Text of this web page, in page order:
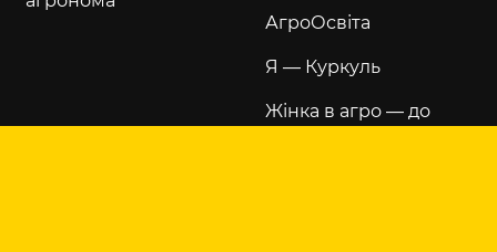
АгроОсвіта
Я — Куркуль
Жінка в агро — до
щастя